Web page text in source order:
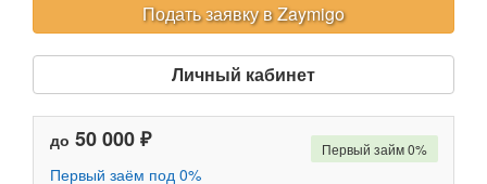
Подать заявку в Zaymigo
Личный кабинет
до 50 000 ₽
Первый заём под 0%
Первый займ 0%